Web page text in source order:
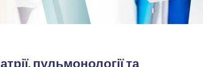
пульмонології та